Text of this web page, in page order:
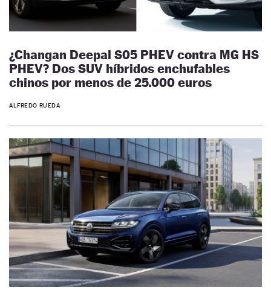
¿Changan Deepal S05 PHEV contra MG HS
PHEV? Dos SUV híbridos enchufables
chinos por menos de 25.000 euros
ALFREDO RUEDA